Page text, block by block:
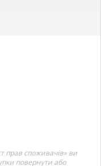
прав споживачів» ви
повернути або